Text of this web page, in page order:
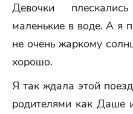
Девочки
маленькие в воде. А я
не очень жаркому
хорошо.
Я так ждала этой
родителями как